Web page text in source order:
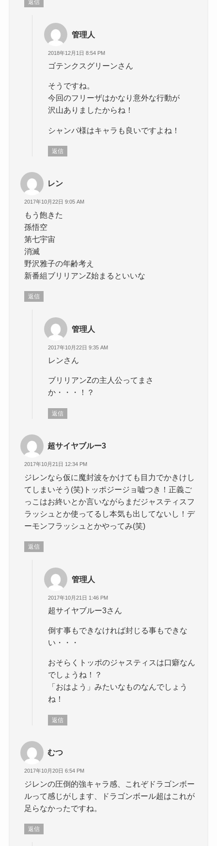
返信
管理人
2018年12月1日 8:54 PM
ゴテンクスグリーンさん
そうですね。
今回のフリーザはかなり意外な行動が
沢山ありましたからね！
シャンパ様はキャラも良いですよね！
返信
レン
2017年10月22日 9:05 AM
もう飽きた
孫悟空
第七宇宙
消滅
野沢雅子の年齢考え
新番組ブリリアンZ始まるといいな
返信
管理人
2017年10月22日 9:35 AM
レンさん
ブリリアンZの主人公ってまさ
か・・・！？
返信
超サイヤブルー3
2017年10月21日 12:34 PM
ジレンなら仮に魔封波をかけても目力でかきけし
てしまいそう(笑)トッポジージョ嘘つき！正義ご
っこはお終いとか言いながらまだジャスティスフ
ラッシュとか使ってるし本気も出してないし！デ
ーモンフラッシュとかやってみ(笑)
返信
管理人
2017年10月21日 1:46 PM
超サイヤブルー3さん
倒す事もできなければ封じる事もできな
い・・・
おそらくトッポのジャスティスは口癖なん
でしょうね！？
「おはよう」みたいなものなんでしょう
ね！
返信
むつ
2017年10月20日 6:54 PM
ジレンの圧倒的強キャラ感、これぞドラゴンボー
ルって感じがします、ドラゴンボール超はこれが
足らなかったですね。
返信